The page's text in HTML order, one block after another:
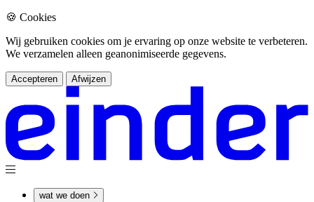
🍪 Cookies
Wij gebruiken cookies om je ervaring op onze website te verbeteren.
We verzamelen alleen geanonimiseerde gegevens.
Accepteren Afwijzen
wat we doen